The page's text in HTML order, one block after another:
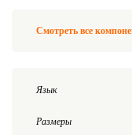
Смотреть все
Язык
Размеры